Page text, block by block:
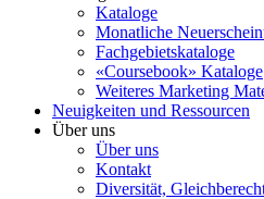
Kataloge
Monatliche
Fachgebietskataloge
«Coursebook» Kataloge
Weiteres Marketing
Neuigkeiten und Ressourcen
Über uns
Über uns
Kontakt
Diversität,